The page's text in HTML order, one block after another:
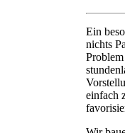
Ein
nichts
einfach